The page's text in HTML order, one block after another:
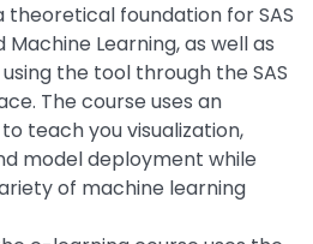
theoretical foundation for SAS
Machine Learning, as well as
the tool through the SAS
The course uses an
teach you visualization,
model deployment while
of machine learning